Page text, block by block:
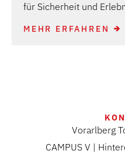
für Sicherheit und
MEHR ERFAHREN
Vorarlberg
CAMPUS V |